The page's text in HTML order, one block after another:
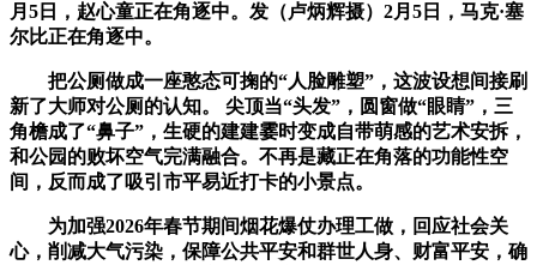
月5日，赵心童正在角逐中。发（卢炳辉摄）2月5日，马克·塞
尔比正在角逐中。
把公厕做成一座憨态可掬的“人脸雕塑”，这波设想间接刷
新了大师对公厕的认知。 尖顶当“头发”，圆窗做“眼睛”，三
角檐成了“鼻子”，生硬的建建霎时变成自带萌感的艺术安拆，
和公园的败坏空气完满融合。不再是藏正在角落的功能性空
间，反而成了吸引市平易近打卡的小景点。
为加强2026年春节期间烟花爆仗办理工做，回应社会关
心，削减大气污染，保障公共平安和群世人身、财富平安，确